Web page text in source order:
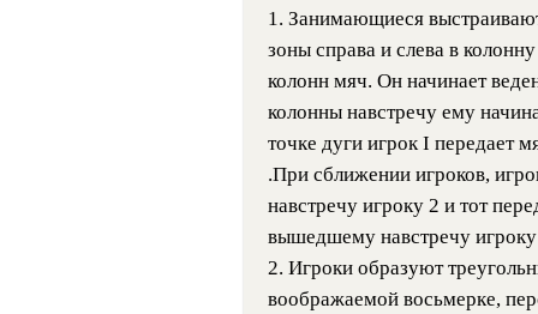
1. Занимающиеся
зоны справа и слева в
колонн мяч. Он начинает
колонны навстречу ему
точке дуги игрок I передает
.При сближении игроков,
навстречу игроку 2 и тот
вышедшему навстречу игроку
2. Игроки образуют
воображаемой восьмерке,